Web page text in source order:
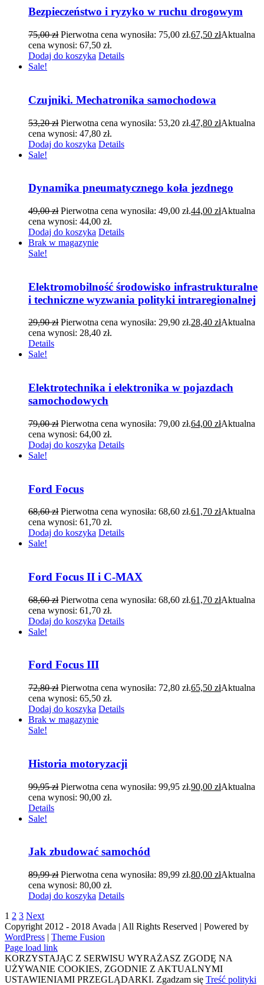
Bezpieczeństwo i ryzyko w ruchu drogowym
75,00zł Pierwotna cena wynosiła: 75,00 zł.67,50 złAktualna
cena wynosi: 67,50 zł.
Dodaj do koszyka Details
Sale!
Czujniki. Mechatronika samochodowa
53,20zł Pierwotna cena wynosiła: 53,20 zł.47,80 złAktualna
cena wynosi: 47,80 zł.
Dodaj do koszyka Details
Sale!
Dynamika pneumatycznego koła jezdnego
49,00zł Pierwotna cena wynosiła: 49,00 zł.44,00 złAktualna
cena wynosi: 44,00 zł.
Dodaj do koszyka Details
Brak w magazynie
Sale!
Elektromobilność środowisko infrastrukturalne
i techniczne wyzwania polityki intraregionalnej
29,90zł Pierwotna cena wynosiła: 29,90 zł.28,40 złAktualna
cena wynosi: 28,40 zł.
Details
Sale!
Elektrotechnika i elektronika w pojazdach
samochodowych
79,00zł Pierwotna cena wynosiła: 79,00 zł.64,00 złAktualna
cena wynosi: 64,00 zł.
Dodaj do koszyka Details
Sale!
Ford Focus
68,60zł Pierwotna cena wynosiła: 68,60 zł.61,70 złAktualna
cena wynosi: 61,70 zł.
Dodaj do koszyka Details
Sale!
Ford Focus II i C-MAX
68,60zł Pierwotna cena wynosiła: 68,60 zł.61,70 złAktualna
cena wynosi: 61,70 zł.
Dodaj do koszyka Details
Sale!
Ford Focus III
72,80zł Pierwotna cena wynosiła: 72,80 zł.65,50 złAktualna
cena wynosi: 65,50 zł.
Dodaj do koszyka Details
Brak w magazynie
Sale!
Historia motoryzacji
99,95zł Pierwotna cena wynosiła: 99,95 zł.90,00 złAktualna
cena wynosi: 90,00 zł.
Details
Sale!
Jak zbudować samochód
89,99zł Pierwotna cena wynosiła: 89,99 zł.80,00 złAktualna
cena wynosi: 80,00 zł.
Dodaj do koszyka Details
1 2 3 Next
Copyright 2012 - 2018 Avada | All Rights Reserved | Powered by
WordPress | Theme Fusion
Page load link
KORZYSTAJĄC Z SERWISU WYRAŻASZ ZGODĘ NA
UŻYWANIE COOKIES, ZGODNIE Z AKTUALNYMI
USTAWIENIAMI PRZEGLĄDARKI. Zgadzam się Treść polityki